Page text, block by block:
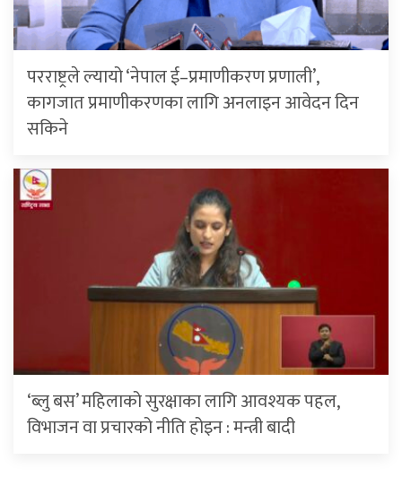
परराष्ट्रले ल्यायो ‘नेपाल ई–प्रमाणीकरण प्रणाली’,
कागजात प्रमाणीकरणका लागि अनलाइन आवेदन दिन
सकिने
‘ब्लु बस’ महिलाको सुरक्षाका लागि आवश्यक पहल,
विभाजन वा प्रचारको नीति होइन : मन्त्री बादी